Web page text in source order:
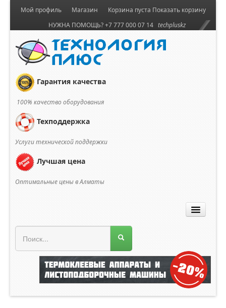
Корзина пуста Показать корзину
Мой профиль
Магазин
НУЖНА ПОМОЩЬ? +7 777 000 07 14 techpluskz
Гарантия качества
100% качество оборудования
Техподдержка
Услуги технической поддержки
Лучшая цена
Оптимальные цены в Алматы